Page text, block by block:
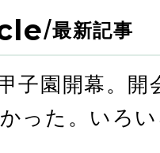
ペ
ー
/最新記事
子園開幕。
った。いろ